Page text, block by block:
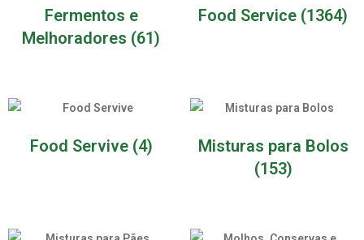
Fermentos e
Melhoradores (61)
Food Service (1364)
Food Servive (4)
Misturas para Bolos
(153)